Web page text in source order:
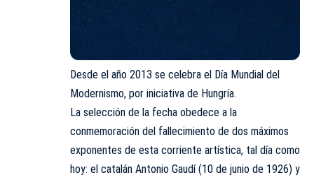
Desde el año 2013 se celebra el Día Mundial del
Modernismo, por iniciativa de Hungría.
La selección de la fecha obedece a la
conmemoración del fallecimiento de dos máximos
exponentes de esta corriente artística, tal día como
hoy: el catalán Antonio Gaudí (10 de junio de 1926) y